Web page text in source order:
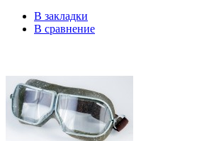
В закладки
В сравнение